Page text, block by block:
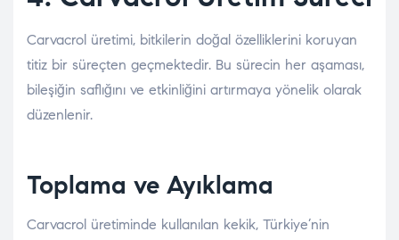
Carvacrol üretimi, bitkilerin doğal özelliklerini koruyan
titiz bir süreçten geçmektedir. Bu sürecin her aşaması,
bileşiğin saflığını ve etkinliğini artırmaya yönelik olarak
düzenlenir.
Toplama ve Ayıklama
Carvacrol üretiminde kullanılan kekik, Türkiye’nin